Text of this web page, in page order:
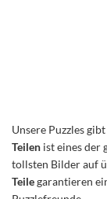
Unsere Puzzles
Teilen ist eines der
tollsten Bilder auf
Teilegarantieren